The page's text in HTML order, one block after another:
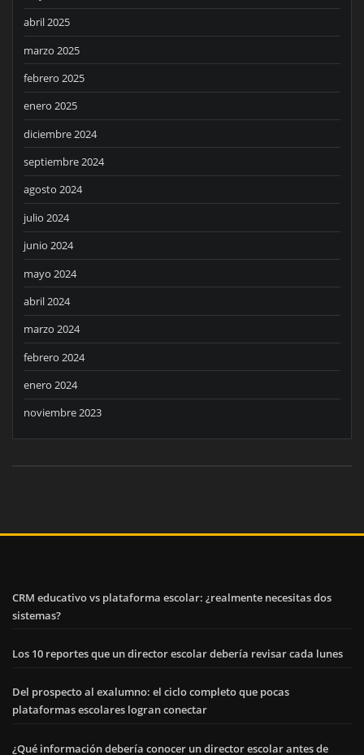
abril 2025
marzo 2025
febrero 2025
enero 2025
diciembre 2024
septiembre 2024
agosto 2024
julio 2024
junio 2024
mayo 2024
abril 2024
marzo 2024
febrero 2024
enero 2024
noviembre 2023
CRM educativo vs plataforma escolar: ¿realmente necesitas dos
sistemas?
Los 10 reportes que un director escolar debería revisar cada lunes
Del prospecto al exalumno: el ciclo completo que pocas
plataformas escolares logran conectar
¿Qué información debería conocer un director escolar antes de